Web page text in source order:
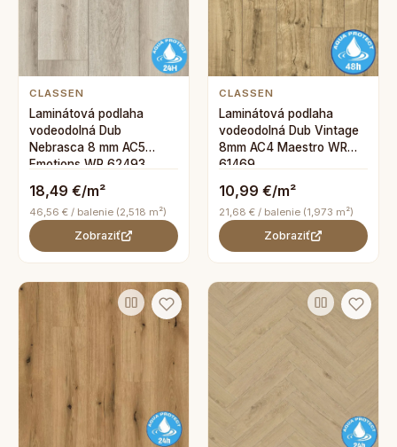
CLASSEN
Laminátová podlaha
vodeodolná Dub
Nebrasca 8 mm AC5
Emotions WR 62493
18,49 €/m²
46,56 € / balenie (2,518 m²)
Zobraziť
CLASSEN
Laminátová podlaha
vodeodolná Dub Vintage
8mm AC4 Maestro WR
61469
10,99 €/m²
21,68 € / balenie (1,973 m²)
Zobraziť